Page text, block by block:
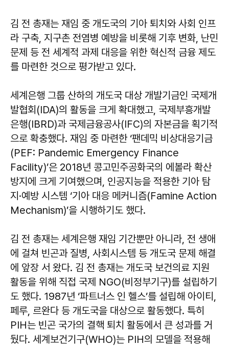
김 전 총재는 재임 중 개도국의 기아 퇴치와 사회 인프
라 구축, 지구촌 전염병 예방을 비롯해 기후 변화, 난민
문제 등 전 세계적 과제 대응을 위한 혁신적 금융 제도
를 마련한 것으로 평가받고 있다.
세계은행 그룹 산하의 개도국 대상 개발기금인 국제개
발협회(IDA)의 활동을 크게 확대했고, 국제부흥개발
은행(IBRD)과 국제금융공사(IFC)의 자본금을 획기적
으로 확충했다. 재임 중 마련한 ‘팬데믹 비상대응기금
(PEF: Pandemic Emergency Finance
Facility)’은 2018년 콩고민주공화국의 에볼라 확산
방지에 크게 기여했으며, 인공지능을 적용한 기아 탐
지·예방 시스템 ‘기아 대응 메커니즘(Famine Action
Mechanism)’을 시행하기도 했다.
김 전 총재는 세계은행 재임 기간뿐만 아니라, 전 생애
에 걸쳐 빈곤과 질병, 사회시스템 등 개도국 문제 해결
에 앞장 서 왔다. 김 전 총재는 개도국 보건의료 지원
활동을 위해 직접 국제 NGO(비정부기구)를 설립하기
도 했다. 1987년 ‘파트너스 인 헬스’를 설립해 아이티,
페루, 르완다 등 개도국을 대상으로 활동했다. 특히
PIH는 빈곤 국가의 결핵 퇴치 활동에서 큰 성과를 거
뒀다. 세계보건기구(WHO)는 PIH의 모델을 적용해